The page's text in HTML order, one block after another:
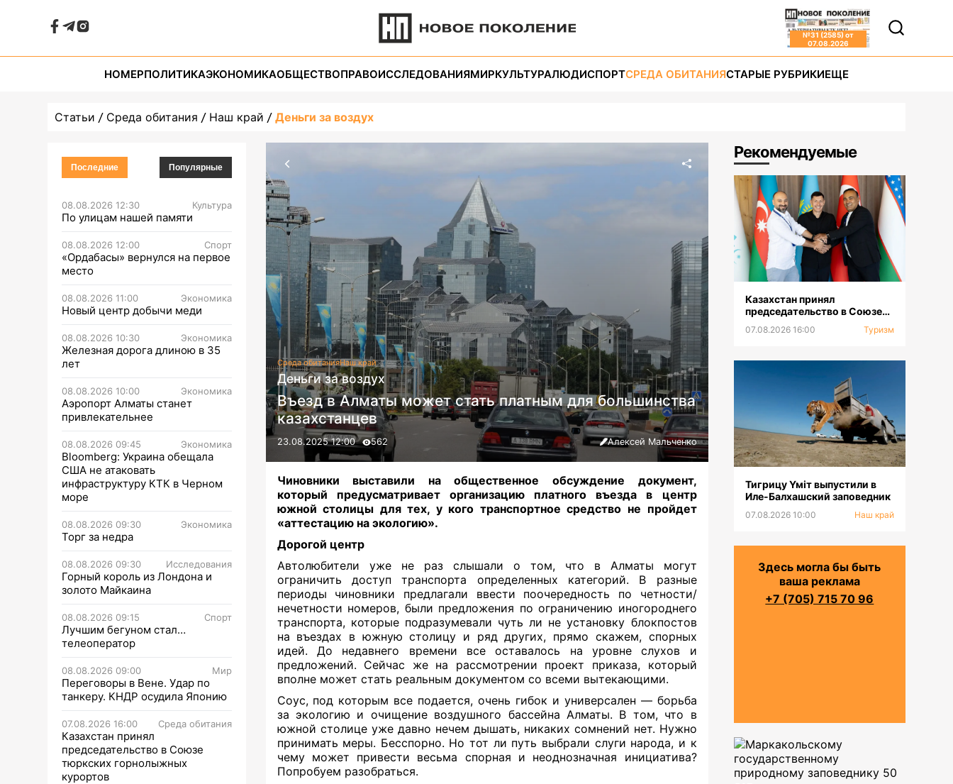
№31 (2585) от
07.08.2026
НОМЕРПОЛИТИКАЭКОНОМИКАОБЩЕСТВОПРАВОИССЛЕДОВАНИЯМИРКУЛЬТУРАЛЮДИСПОРТСРЕДА ОБИТАНИЯСТАРЫЕ РУБРИКИЕЩЕ
Статьи Среда обитания Наш край Деньги за воздух
Последние Популярные
08.08.2026 12:30 Культура
По улицам нашей памяти
08.08.2026 12:00 Спорт
«Ордабасы» вернулся на первое
место
08.08.2026 11:00 Экономика
Новый центр добычи меди
08.08.2026 10:30 Экономика
Железная дорога длиною в 35
лет
08.08.2026 10:00 Экономика
Аэропорт Алматы станет
привлекательнее
08.08.2026 09:45 Экономика
Bloomberg: Украина обещала
США не атаковать
инфраструктуру КТК в Черном
море
08.08.2026 09:30 Экономика
Торг за недра
08.08.2026 09:30 Исследования
Горный король из Лондона и
золото Майкаина
08.08.2026 09:15 Спорт
Лучшим бегуном стал…
телеоператор
08.08.2026 09:00 Мир
Переговоры в Вене. Удар по
танкеру. КНДР осудила Японию
07.08.2026 16:00 Среда обитания
Казахстан принял
председательство в Союзе
тюркских горнолыжных
курортов
Среда обитанияНаш край
Деньги за воздух
Въезд в Алматы может стать платным для большинства
казахстанцев
23.08.2025 12:00 562 Алексей Мальченко
Чиновники выставили на общественное обсуждение документ,
который предусматривает организацию платного въезда в центр
южной столицы для тех, у кого транспортное средство не пройдет
«аттестацию на экологию».
Дорогой центр
Автолюбители уже не раз слышали о том, что в Алматы могут
ограничить доступ транспорта определенных категорий. В разные
периоды чиновники предлагали ввести поочередность по четности/
нечетности номеров, были предложения по ограничению иногороднего
транспорта, которые подразумевали чуть ли не установку блокпостов
на въездах в южную столицу и ряд других, прямо скажем, спорных
идей. До недавнего времени все оставалось на уровне слухов и
предложений. Сейчас же на рассмотрении проект приказа, который
вполне может стать реальным документом со всеми вытекающими.
Соус, под которым все подается, очень гибок и универсален — борьба
за экологию и очищение воздушного бассейна Алматы. В том, что в
южной столице уже давно нечем дышать, никаких сомнений нет. Нужно
принимать меры. Бесспорно. Но тот ли путь выбрали слуги народа, и к
чему может привести весьма спорная и неоднозначная инициатива?
Попробуем разобраться.
Рекомендуемые
Казахстан принял
председательство в Союзе
курортов
07.08.2026 16:00 Туризм
Тигрицу Үміт выпустили в
Иле-Балхашский заповедник
07.08.2026 10:00 Наш край
Здесь могла бы быть
ваша реклама
+7 (705) 715 70 96